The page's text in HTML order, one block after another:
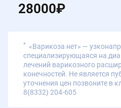
28000₽
* «Варикоза нет» —
специализирующаяся на
лечений варикозного
конечностей. Не является
уточнения цен позвоните в
8(8332) 204-605